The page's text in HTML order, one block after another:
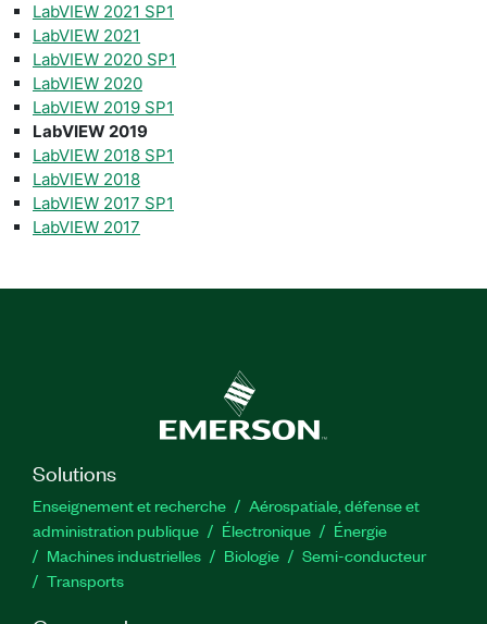
LabVIEW 2021 SP1​
LabVIEW 2021
LabVIEW 2020 SP1​
LabVIEW 2020​
LabVIEW 2019 SP1​
LabVIEW 2019
LabVIEW 2018 SP1​
LabVIEW 2018
LabVIEW 2017 SP1
LabVIEW 2017
Solutions
Enseignement et recherche
Aérospatiale, défense et
administration publique
Électronique
Énergie​
Machines industrielles
Biologie
Semi-conducteur
Transports